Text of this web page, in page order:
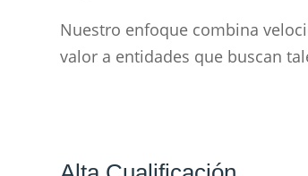
Nuestro enfoque combina
valor a entidades que buscan